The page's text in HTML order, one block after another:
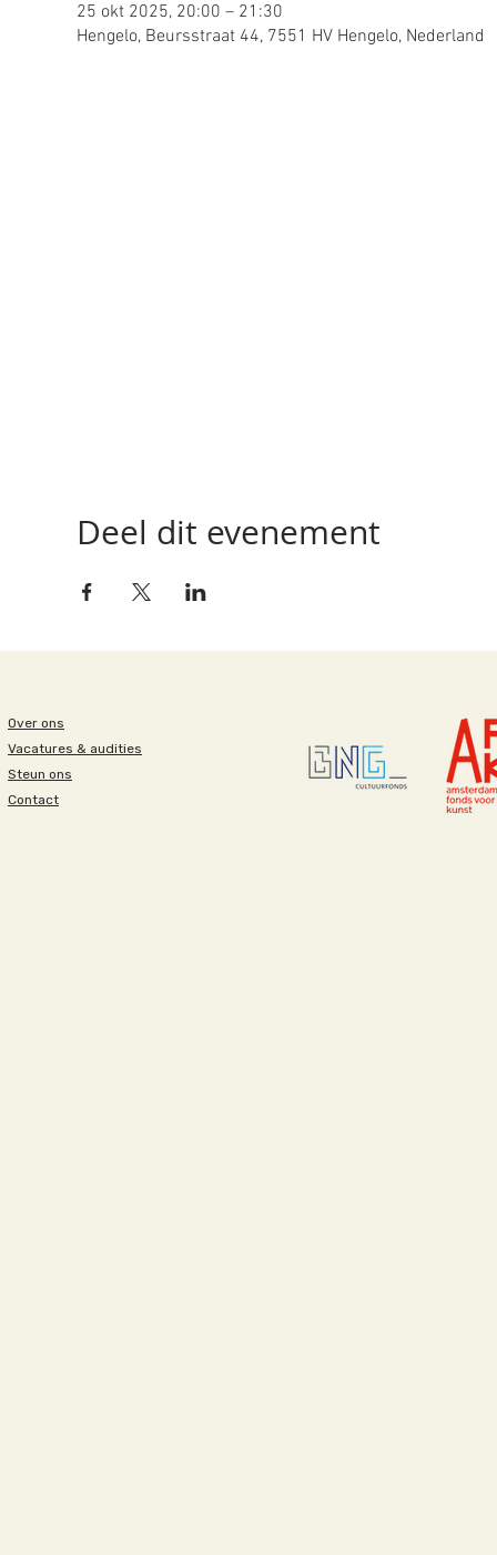
25 okt 2025, 20:00 – 21:30
Hengelo, Beursstraat 44, 7551 HV Hengelo, Nederland
Deel dit evenement
Over ons
Vacatures & audities
Steun ons
Contact